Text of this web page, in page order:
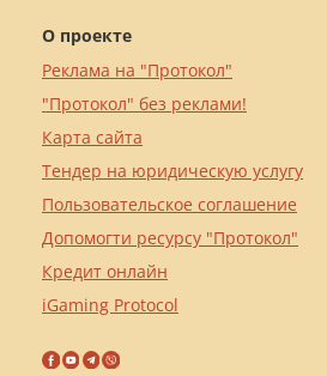
О проекте
Реклама на "Протокол"
"Протокол" без реклами!
Карта сайта
Тендер на юридическую услугу
Пользовательское соглашение
Допомогти ресурсу "Протокол"
Кредит онлайн
iGaming Protocol